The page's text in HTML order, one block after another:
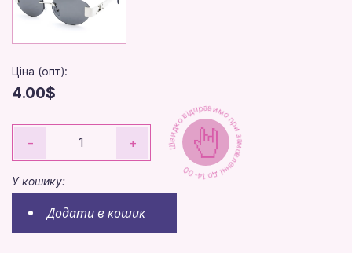
Ціна (опт):
4.00$
- +
У кошику:
Додати в кошик
Швидко відправимо при замовленні до 14-00